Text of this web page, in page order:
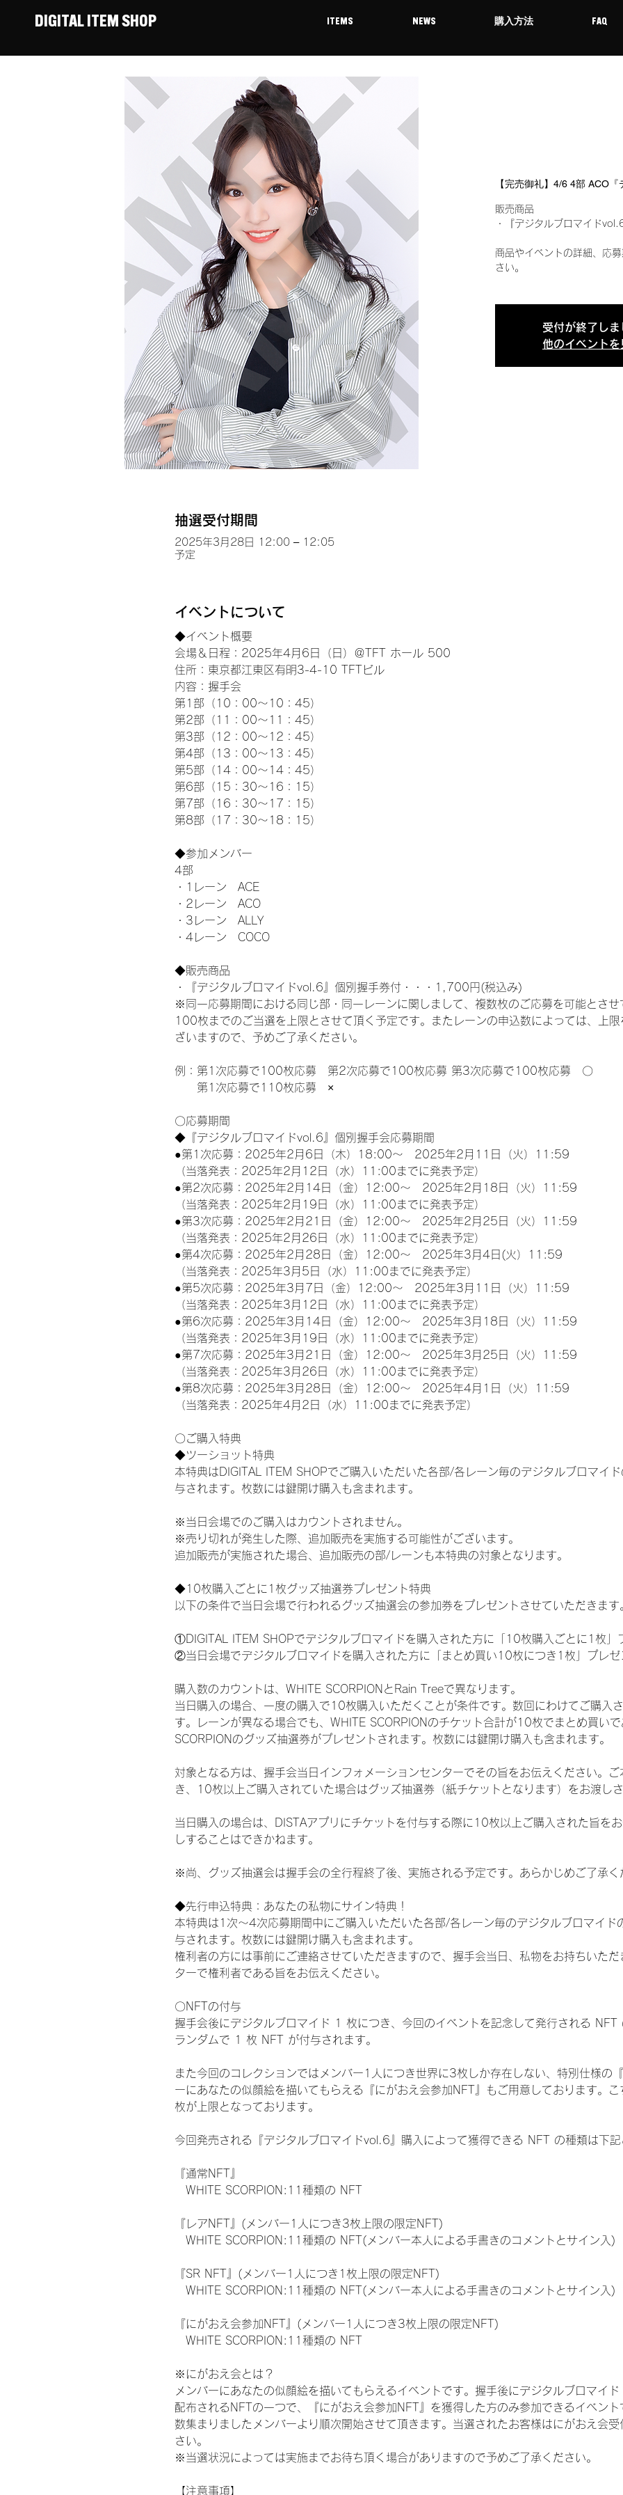
DIGITAL ITEM SHOP ITEMS NEWS 購入方法 FAQ
【完売御礼】4/6 4部 ACO
販売商品
・『デジタルブロマイド
商品やイベントの詳細、応
さい。
受付が終了しま
他のイベントを
抽選受付期間
2025年3月28日 12:00 – 12:05
予定
イベントについて
◆イベント概要
会場＆日程：2025年4月6日（日）＠TFT ホール 500
住所：東京都江東区有明3-4-10 TFTビル
内容：握手会
第1部（10：00～10：45）
第2部（11：00～11：45）
第3部（12：00～12：45）
第4部（13：00～13：45）
第5部（14：00～14：45）
第6部（15：30～16：15）
第7部（16：30～17：15）
第8部（17：30～18：15）
◆参加メンバー
4部
・1レーン　ACE
・2レーン　ACO
・3レーン　ALLY
・4レーン　COCO
◆販売商品
・『デジタルブロマイドvol.6』個別握手券付・・・1,700円(税込み)
※同一応募期間における同じ部・同一レーンに関しまして、複数枚のご応募を可能とさ
100枚までのご当選を上限とさせて頂く予定です。またレーンの申込数によっては、上
ざいますので、予めご了承ください。
例：第1次応募で100枚応募　第2次応募で100枚応募 第3次応募で100枚応募　〇
第1次応募で110枚応募　×
〇応募期間
◆『デジタルブロマイドvol.6』個別握手会応募期間
●第1次応募：2025年2月6日（木）18:00～　2025年2月11日（火）11:59
（当落発表：2025年2月12日（水）11:00までに発表予定）
●第2次応募：2025年2月14日（金）12:00～　2025年2月18日（火）11:59
（当落発表：2025年2月19日（水）11:00までに発表予定）
●第3次応募：2025年2月21日（金）12:00～　2025年2月25日（火）11:59
（当落発表：2025年2月26日（水）11:00までに発表予定）
●第4次応募：2025年2月28日（金）12:00～　2025年3月4日(火）11:59
（当落発表：2025年3月5日（水）11:00までに発表予定）
●第5次応募：2025年3月7日（金）12:00～　2025年3月11日（火）11:59
（当落発表：2025年3月12日（水）11:00までに発表予定）
●第6次応募：2025年3月14日（金）12:00～　2025年3月18日（火）11:59
（当落発表：2025年3月19日（水）11:00までに発表予定）
●第7次応募：2025年3月21日（金）12:00～　2025年3月25日（火）11:59
（当落発表：2025年3月26日（水）11:00までに発表予定）
●第8次応募：2025年3月28日（金）12:00～　2025年4月1日（火）11:59
（当落発表：2025年4月2日（水）11:00までに発表予定）
〇ご購入特典
◆ツーショット特典
本特典はDIGITAL ITEM SHOPでご購入いただいた各部/各レーン毎のデジタルブロマイ
与されます。枚数には鍵開け購入も含まれます。
※当日会場でのご購入はカウントされません。
※売り切れが発生した際、追加販売を実施する可能性がございます。
追加販売が実施された場合、追加販売の部/レーンも本特典の対象となります。
◆10枚購入ごとに1枚グッズ抽選券プレゼント特典
以下の条件で当日会場で行われるグッズ抽選会の参加券をプレゼントさせていただきます
①DIGITAL ITEM SHOPでデジタルブロマイドを購入された方に「10枚購入ごとに1枚」
②当日会場でデジタルブロマイドを購入された方に「まとめ買い10枚につき1枚」プレゼ
購入数のカウントは、WHITE SCORPIONとRain Treeで異なります。
当日購入の場合、一度の購入で10枚購入いただくことが条件です。数回にわけてご購入
す。レーンが異なる場合でも、WHITE SCORPIONのチケット合計が10枚でまとめ買い
SCORPIONのグッズ抽選券がプレゼントされます。枚数には鍵開け購入も含まれます。
対象となる方は、握手会当日インフォメーションセンターでその旨をお伝えください。
き、10枚以上ご購入されていた場合はグッズ抽選券（紙チケットとなります）をお渡しさ
当日購入の場合は、DISTAアプリにチケットを付与する際に10枚以上ご購入された旨を
しすることはできかねます。
※尚、グッズ抽選会は握手会の全行程終了後、実施される予定です。あらかじめご了承く
◆先行申込特典：あなたの私物にサイン特典！
本特典は1次〜4次応募期間中にご購入いただいた各部/各レーン毎のデジタルブロマイド
与されます。枚数には鍵開け購入も含まれます。
権利者の方には事前にご連絡させていただきますので、握手会当日、私物をお持ちいた
ターで権利者である旨をお伝えください。
〇NFTの付与
握手会後にデジタルブロマイド 1 枚につき、今回のイベントを記念して発行される NFT
ランダムで 1 枚 NFT が付与されます。
また今回のコレクションではメンバー1人につき世界に3枚しか存在しない、特別仕様の
ーにあなたの似顔絵を描いてもらえる『にがおえ会参加NFT』もご用意しております。
枚が上限となっております。
今回発売される『デジタルブロマイドvol.6』購入によって獲得できる NFT の種類は下記
『通常NFT』
WHITE SCORPION:11種類の NFT
『レアNFT』(メンバー1人につき3枚上限の限定NFT)
WHITE SCORPION:11種類の NFT(メンバー本人による手書きのコメントとサイン入)
『SR NFT』(メンバー1人につき1枚上限の限定NFT)
WHITE SCORPION:11種類の NFT(メンバー本人による手書きのコメントとサイン入)
『にがおえ会参加NFT』(メンバー1人につき3枚上限の限定NFT)
WHITE SCORPION:11種類の NFT
※にがおえ会とは？
メンバーにあなたの似顔絵を描いてもらえるイベントです。握手後にデジタルブロマイ
配布されるNFTの一つで、『にがおえ会参加NFT』を獲得した方のみ参加できるイベン
数集まりましたメンバーより順次開始させて頂きます。当選されたお客様はにがおえ会
さい。
※当選状況によっては実施までお待ち頂く場合がありますので予めご了承ください。
【注意事項】